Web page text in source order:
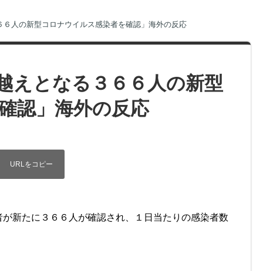
人の新型コロナウイルス感染者を確認」海外の反応
えとなる３６６人の新型
認」海外の反応
新たに３６６人が確認され、１日当たりの感染者数